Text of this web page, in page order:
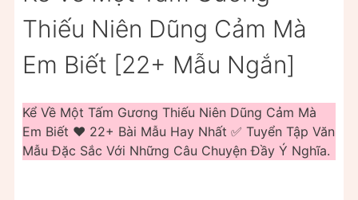
Thiếu Niên Dũng Cảm Mà
Em Biết [22+ Mẫu Ngắn]
Kể Về Một Tấm Gương Thiếu Niên Dũng Cảm Mà
Em Biết ❤️️ 22+ Bài Mẫu Hay Nhất ✅ Tuyển Tập Văn
Mẫu Đặc Sắc Với Những Câu Chuyện Đầy Ý Nghĩa.